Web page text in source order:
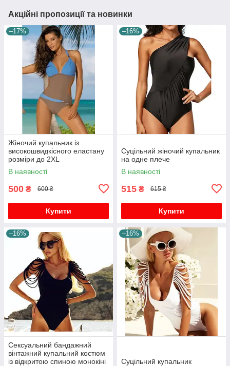
Акційні пропозиції та новинки
–17%
Жіночий купальник із
високошвидкісного еластану
розміри до 2XL
В наявності
500 ₴ 600 ₴
Купити
–16%
Суцільний жіночий купальник
на одне плече
В наявності
515 ₴ 615 ₴
Купити
–16%
Сексуальний бандажний
вінтажний купальний костюм
із відкритою спиною монокіні
–16%
Суцільний купальник